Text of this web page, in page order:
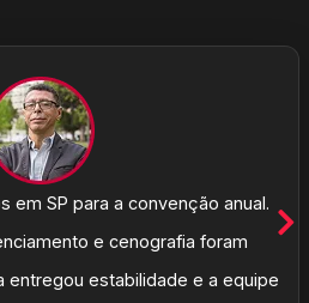
em SP para a convenção anual.
e cenografia foram
entregou estabilidade e a equipe